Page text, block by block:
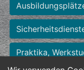
Praktika,